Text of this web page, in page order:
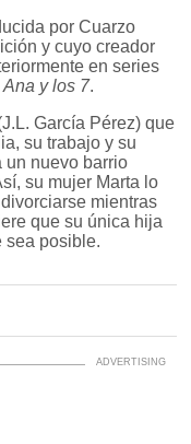
por Cuarzo
y cuyo creador
en series
Ana y los 7.
García Pérez) que
su trabajo y su
un nuevo barrio
su mujer Marta lo
mientras
que su única hija
sea posible.